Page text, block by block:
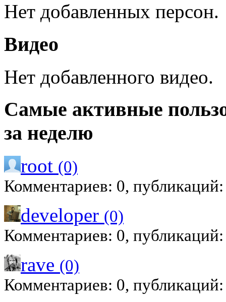
Нет добавленных персон.
Видео
Нет добавленного видео.
Самые активные
за неделю
root (0)
Комментариев: 0,
developer (0)
Комментариев: 0,
rave (0)
Комментариев: 0,